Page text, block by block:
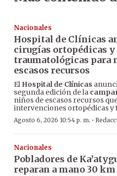
Nacionales
Hospital de Clínicas
cirugías ortopédicas y
traumatológicas para
escasos recursos
El Hospital de Clínicas
segunda edición de la
niños de escasos recursos
intervenciones ortopédicas y
Agosto 6, 2026 10:54 p. m. ·
Nacionales
Pobladores de
reparan a mano 30 km